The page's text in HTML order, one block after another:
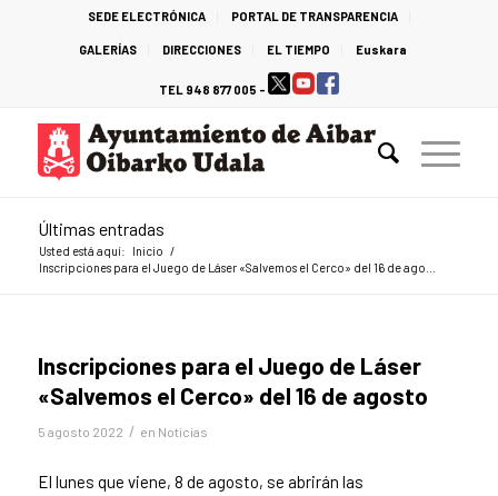
SEDE ELECTRÓNICA PORTAL DE TRANSPARENCIA
GALERÍAS DIRECCIONES EL TIEMPO Euskara
TEL 948 877 005 -
Últimas entradas
Usted está aquí: Inicio /
Inscripciones para el Juego de Láser «Salvemos el Cerco» del 16 de ago...
Inscripciones para el Juego de Láser
«Salvemos el Cerco» del 16 de agosto
5 agosto 2022 / en Noticias
El lunes que viene, 8 de agosto, se abrirán las